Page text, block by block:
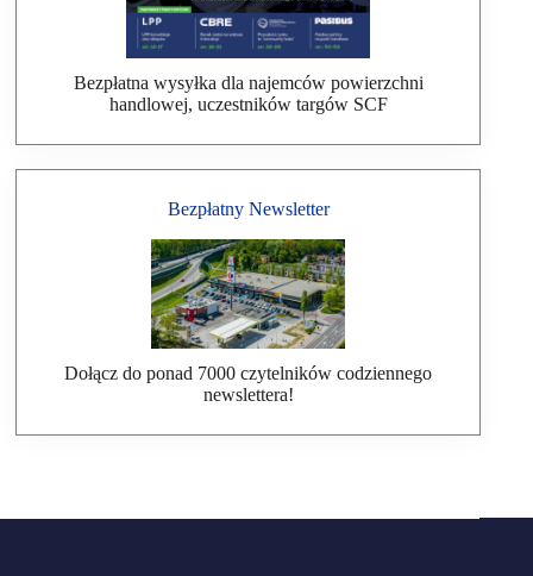
Bezpłatna wysyłka dla najemców powierzchni
handlowej, uczestników targów SCF
Bezpłatny Newsletter
Dołącz do ponad 7000 czytelników codziennego
newslettera!